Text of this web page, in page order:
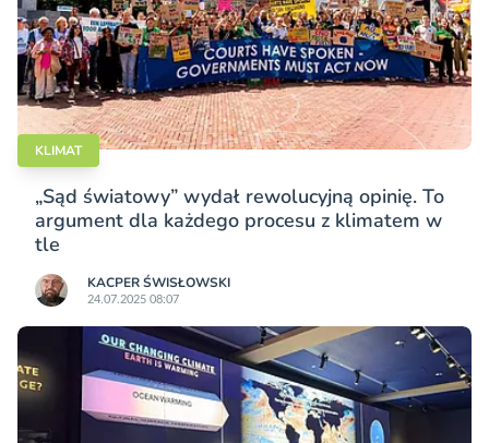
KLIMAT
„Sąd światowy” wydał rewolucyjną opinię. To
argument dla każdego procesu z klimatem w
tle
KACPER ŚWISŁO­WSKI
24.07.2025 08:07